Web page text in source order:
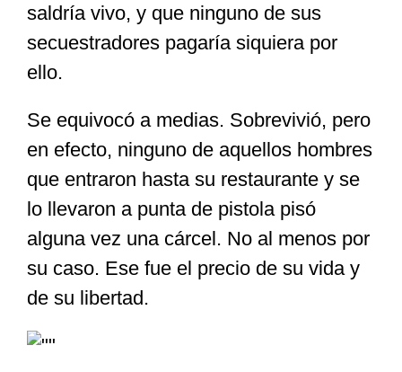
Nosotros
saldría vivo, y que ninguno de sus
secuestradores pagaría siquiera por
ello.
Se equivocó a medias. Sobrevivió, pero
en efecto, ninguno de aquellos hombres
que entraron hasta su restaurante y se
lo llevaron a punta de pistola pisó
alguna vez una cárcel. No al menos por
su caso. Ese fue el precio de su vida y
de su libertad.